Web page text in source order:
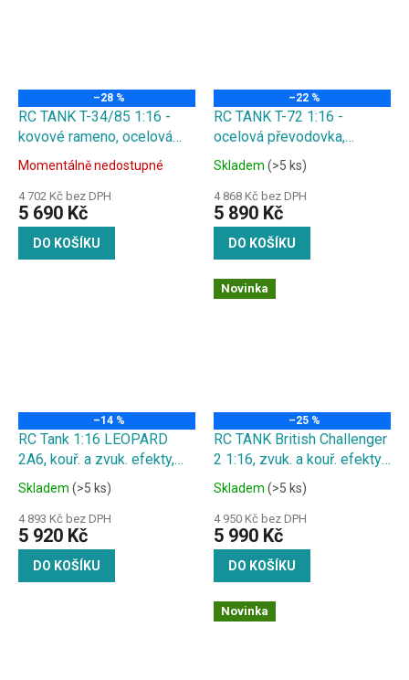
–28 %
RC TANK T-34/85 1:16 -
kovové rameno, ocelová
převodovka, kouř. a zvuk.
Momentálně nedostupné
4 702 Kč bez DPH
5 690 Kč
DO KOŠÍKU
–22 %
RC TANK T-72 1:16 -
ocelová převodovka,
kovové kyvné rameno, kouř.
a zvuk. efekty, střílí kuličky
Skladem (>5 ks)
4 868 Kč bez DPH
5 890 Kč
DO KOŠÍKU
–14 %
RC Tank 1:16 LEOPARD
2A6, kouř. a zvuk. efekty,
střílí kuličky
Skladem (>5 ks)
4 893 Kč bez DPH
5 920 Kč
DO KOŠÍKU
Novinka
–25 %
RC TANK British Challenger
2 1:16, zvuk. a kouř. efekty,
střílí kuličky
Skladem (>5 ks)
4 950 Kč bez DPH
5 990 Kč
DO KOŠÍKU
Novinka